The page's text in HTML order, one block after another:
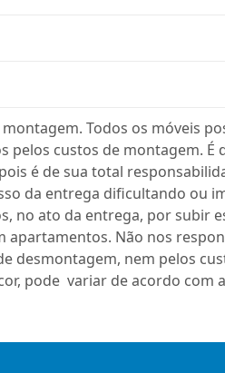
Todos os móveis
pelos custos de montagem.
é de sua total
da entrega dificultando ou
no ato da entrega, por subir
Não nos
desmontagem, nem pelos
pode variar de acordo com